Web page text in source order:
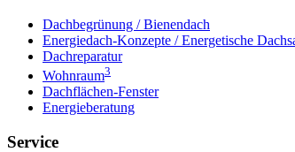
Dachbegrünung / Bienendach
Energiedach-Konzepte / Energetische
Dachreparatur
Wohnraum3
Dachflächen-Fenster
Energieberatung
Service